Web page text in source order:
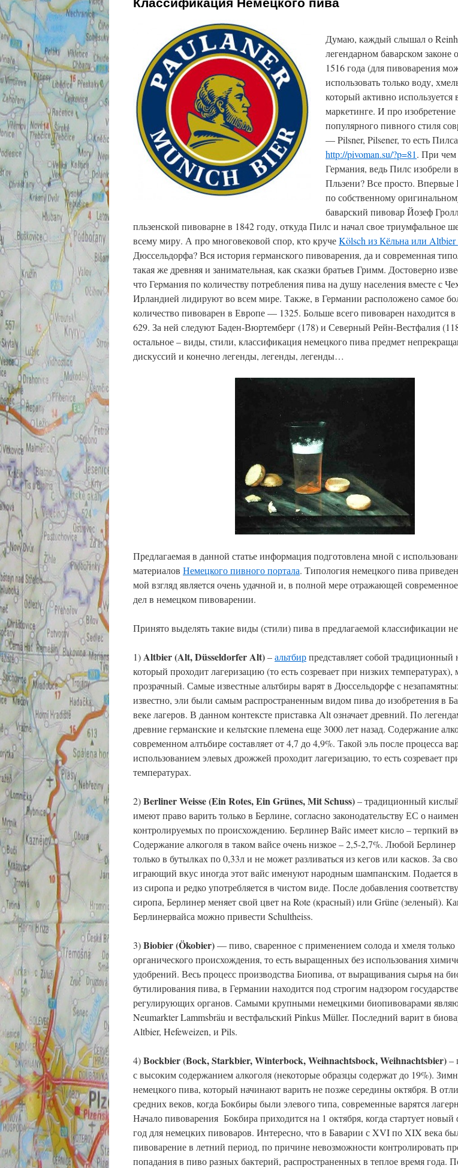
Думаю, каждый слышал о
легендарном баварском законе
1516 года (для пивоварения
использовать только воду,
который активно
маркетинге. И про изобретение
популярного пивного стиля
— Pilsner, Pilsener, то есть Пилса
http://pivoman.su/?p=81. При чем
Германия, ведь Пилс изобрели
Пльзени? Все просто. Впервые
по собственному
баварский пивовар Йозеф
пльзенской пивоварне в 1842 году, откуда Пилс и начал свое триумфальное
всему миру. А про многовековой спор, кто кручеKölsch из Кёльна или Altbier
Дюссельдорфа? Вся история германского пивоварения, да и современная
такая же древняя и занимательная, как сказки братьев Гримм. Достоверно
что Германия по количеству потребления пива на душу населения вместе с
Ирландией лидируют во всем мире. Также, в Германии расположено самое
количество пивоварен в Европе — 1325. Больше всего пивоварен находится
629. За ней следуют Баден-Вюртемберг (178) и Северный Рейн-Вестфалия
остальное – виды, стили, классификация немецкого пива предмет
дискуссий и конечно легенды, легенды, легенды…
Предлагаемая в данной статье информация подготовлена мной с
материалов Немецкого пивного портала. Типология немецкого пива
мой взгляд является очень удачной и, в полной мере отражающей
дел в немецком пивоварении.
Принято выделять такие виды (стили) пива в предлагаемой классификации
1)Altbier (Alt, Düsseldorfer Alt)–альтбирпредставляет собой традиционный
который проходит лагеризацию (то есть созревает при низких температурах),
прозрачный. Самые известные альтбиры варят в Дюссельдорфе с
известно, эли были самым распространенным видом пива до изобретения в
веке лагеров. В данном контексте приставка Alt означает древний. По
древние германские и кельтские племена еще 3000 лет назад. Содержание
современном алтьбире составляет от 4,7 до 4,9%. Такой эль после процесса
использованием элевых дрожжей проходит лагеризацию, то есть созревает
температурах.
2)Berliner Weisse (Ein Rotes, Ein Grünes, Mit Schuss)– традиционный
имеют право варить только в Берлине, согласно законодательству ЕС о
контролируемых по происхождению. Берлинер Вайс имеет кисло – терпкий
Содержание алкоголя в таком вайсе очень низкое – 2,5-2,7%. Любой Берлинер
только в бутылках по 0,33л и не может разливаться из кегов или касков. За
играющий вкус иногда этот вайс именуют народным шампанским. Подается
из сиропа и редко употребляется в чистом виде. После добавления
сиропа, Берлинер меняет свой цвет на Rote (красный) или Grüne (зеленый).
Берлинервайса можно привести Schultheiss.
3)Biobier (Ökobier)— пиво, сваренное с применением солода и хмеля только
органического происхождения, то есть выращенных без использования
удобрений. Весь процесс производства Биопива, от выращивания сырья на
бутилирования пива, в Германии находится под строгим надзором
регулирующих органов. Самыми крупными немецкими биопивоварами
Neumarkter Lammsbräu и вестфальский Pinkus Müller. Последний варит в
Altbier, Hefeweizen, и Pils.
4)Bockbier (Bock, Starkbier, Winterbock, Weihnachtsbock, Weihnachtsbier)–
с высоким содержанием алкоголя (некоторые образцы содержат до 19%).
немецкого пива, который начинают варить не позже середины октября. В
средних веков, когда Бокбиры были элевого типа, современные варятся
Начало пивоварения Бокбира приходится на 1 октября, когда стартует
год для немецких пивоваров. Интересно, что в Баварии с XVI по XIX века
пивоварение в летний период, по причине невозможности контролировать
попадания в пиво разных бактерий, распространенных в теплое время года.